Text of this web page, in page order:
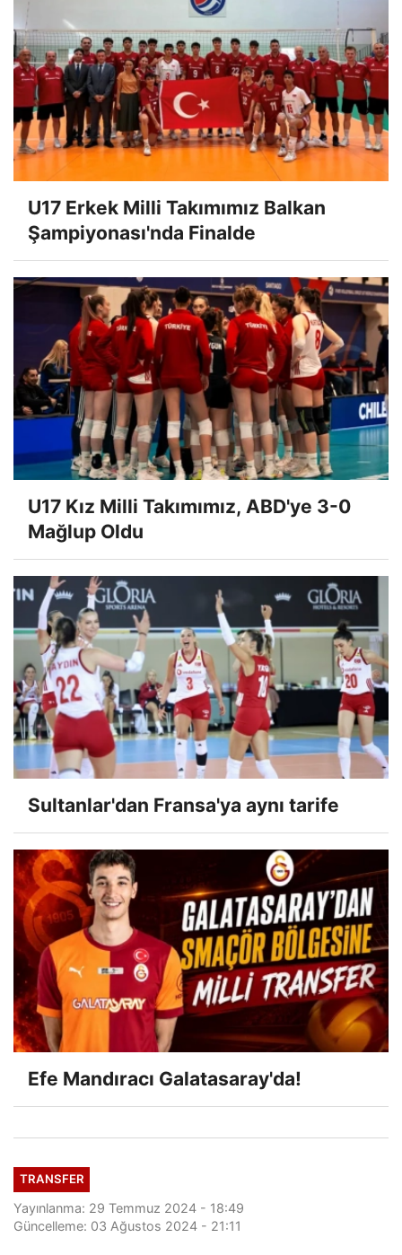
U17 Erkek Milli Takımımız Balkan
Şampiyonası'nda Finalde
U17 Kız Milli Takımımız, ABD'ye 3-0
Mağlup Oldu
Sultanlar'dan Fransa'ya aynı tarife
Efe Mandıracı Galatasaray'da!
TRANSFER
Yayınlanma: 29 Temmuz 2024 - 18:49
Güncelleme: 03 Ağustos 2024 - 21:11